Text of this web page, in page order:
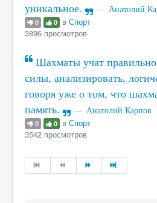
уникальное.
Анатолий
0 0 в Спорт
3896 просмотров
Шахматы учат
силы, анализировать,
говоря уже о том, что
память.
Анатолий Карпов
0 0 в Спорт
3542 просмотров